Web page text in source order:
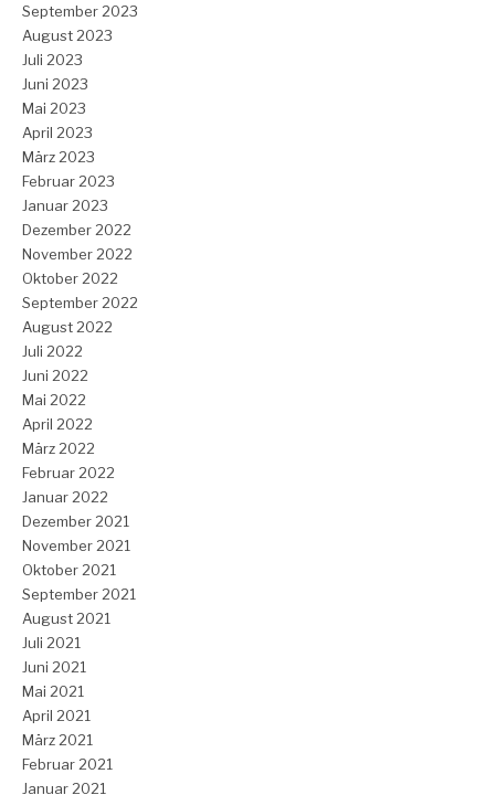
September 2023
August 2023
Juli 2023
Juni 2023
Mai 2023
April 2023
März 2023
Februar 2023
Januar 2023
Dezember 2022
November 2022
Oktober 2022
September 2022
August 2022
Juli 2022
Juni 2022
Mai 2022
April 2022
März 2022
Februar 2022
Januar 2022
Dezember 2021
November 2021
Oktober 2021
September 2021
August 2021
Juli 2021
Juni 2021
Mai 2021
April 2021
März 2021
Februar 2021
Januar 2021